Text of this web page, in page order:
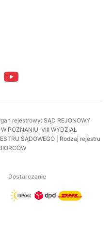
rejestrowy: SĄD REJONOWY
POZNANIU, VIII WYDZIAŁ
SĄDOWEGO | Rodzaj rejestru
Dostarczanie